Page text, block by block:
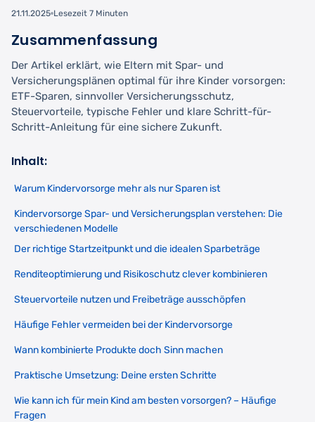
21.11.2025 Lesezeit 7 Minuten
Zusammenfassung
Der Artikel erklärt, wie Eltern mit Spar- und
Versicherungsplänen optimal für ihre Kinder vorsorgen:
ETF-Sparen, sinnvoller Versicherungsschutz,
Steuervorteile, typische Fehler und klare Schritt-für-
Schritt-Anleitung für eine sichere Zukunft.
Inhalt:
Warum Kindervorsorge mehr als nur Sparen ist
Kindervorsorge Spar- und Versicherungsplan verstehen: Die
verschiedenen Modelle
Der richtige Startzeitpunkt und die idealen Sparbeträge
Renditeoptimierung und Risikoschutz clever kombinieren
Steuervorteile nutzen und Freibeträge ausschöpfen
Häufige Fehler vermeiden bei der Kindervorsorge
Wann kombinierte Produkte doch Sinn machen
Praktische Umsetzung: Deine ersten Schritte
Wie kann ich für mein Kind am besten vorsorgen? – Häufige
Fragen